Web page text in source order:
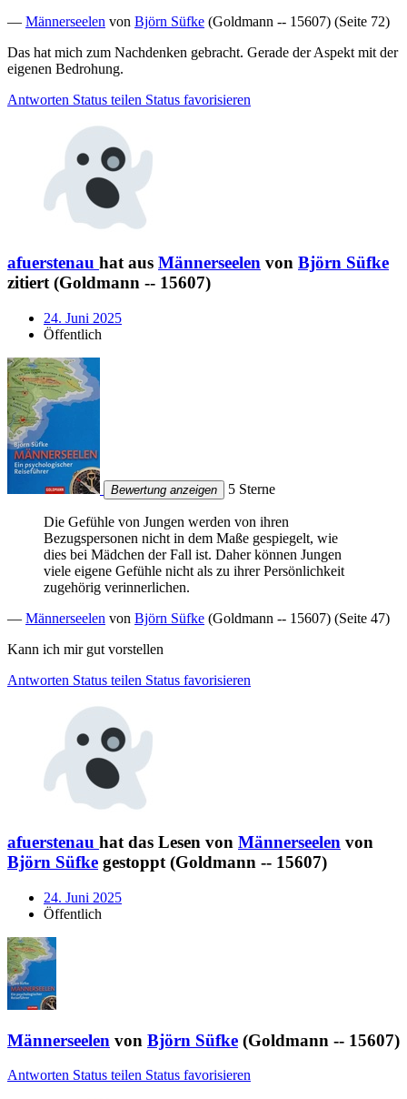
— Männerseelen von Björn Süfke (Goldmann -- 15607) (Seite 72)
Das hat mich zum Nachdenken gebracht. Gerade der Aspekt mit der
eigenen Bedrohung.
Antworten Status teilen Status favorisieren
afuerstenau hat aus Männerseelen von Björn Süfke
zitiert (Goldmann -- 15607)
24. Juni 2025
Öffentlich
Bewertung anzeigen 5 Sterne
Die Gefühle von Jungen werden von ihren
Bezugspersonen nicht in dem Maße gespiegelt, wie
dies bei Mädchen der Fall ist. Daher können Jungen
viele eigene Gefühle nicht als zu ihrer Persönlichkeit
zugehörig verinnerlichen.
— Männerseelen von Björn Süfke (Goldmann -- 15607) (Seite 47)
Kann ich mir gut vorstellen
Antworten Status teilen Status favorisieren
afuerstenau hat das Lesen von Männerseelen von
Björn Süfke gestoppt (Goldmann -- 15607)
24. Juni 2025
Öffentlich
Männerseelen von Björn Süfke (Goldmann -- 15607)
Antworten Status teilen Status favorisieren